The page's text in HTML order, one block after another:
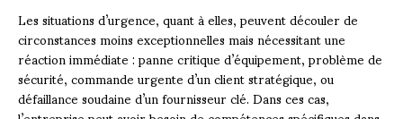
Les situations d’urgence, quant à elles, peuvent découler de
circonstances moins exceptionnelles mais nécessitant une
réaction immédiate : panne critique d’équipement, problème de
sécurité, commande urgente d’un client stratégique, ou
défaillance soudaine d’un fournisseur clé. Dans ces cas,